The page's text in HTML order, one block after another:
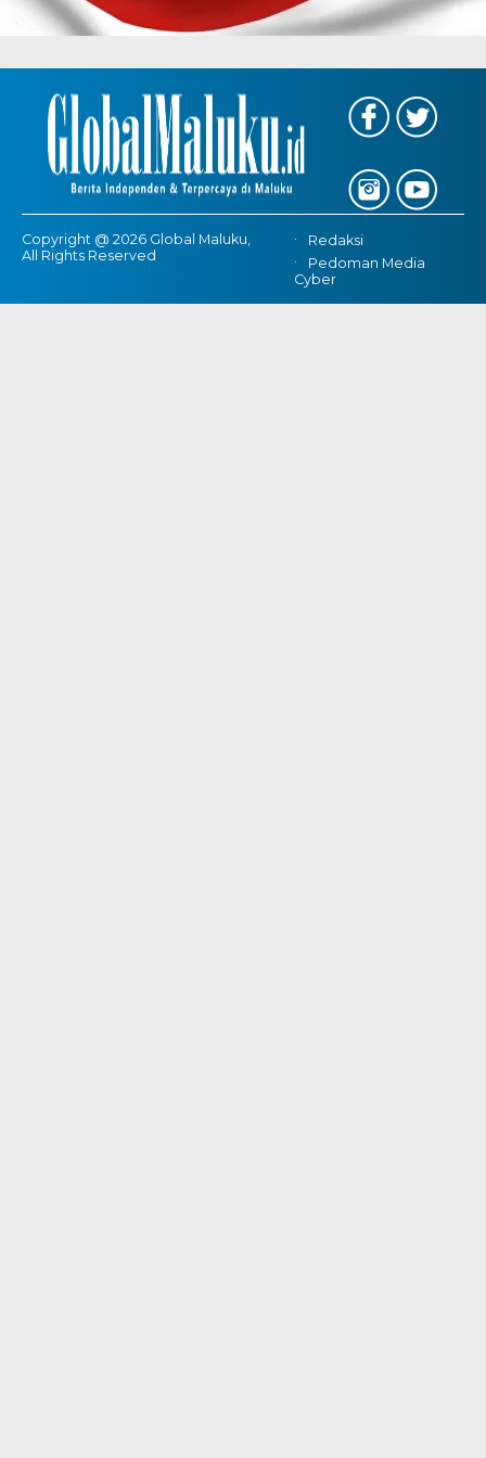
Copyright @ 2026 Global Maluku,
All Rights Reserved
Redaksi
Pedoman Media
Cyber